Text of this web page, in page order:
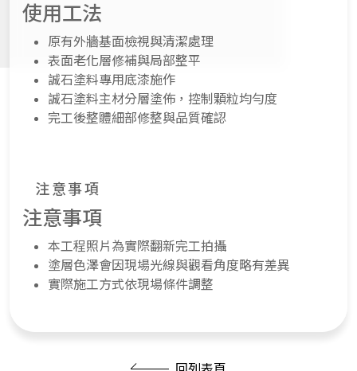
使用工法
原有外牆基面檢視與清潔處理
表面老化層修補與局部整平
誠石塗料專用底漆施作
誠石塗料主材分層塗佈，控制顆粒均勻度
完工後整體細部修整與品質確認
注意事項
注意事項
本工程照片為實際翻新完工拍攝
塗層色澤會因現場光線與觀看角度略有差異
實際施工方式依現場條件調整